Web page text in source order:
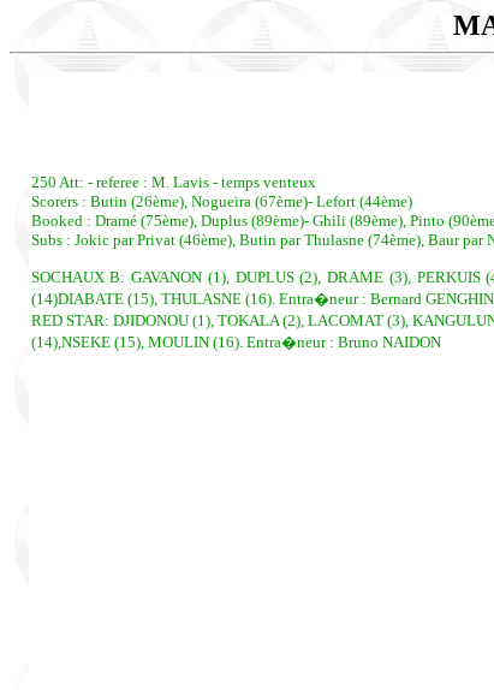
250 Att: - referee : M. Lavis - temps venteux
Scorers : Butin (26ème), Nogueira (67ème)- Lefort (44ème)
Booked : Dramé (75ème), Duplus (89ème)- Ghili (89ème), Pinto
Subs : Jokic par Privat (46ème), Butin par Thulasne (74ème), Baur
SOCHAUX B: GAVANON (1), DUPLUS (2), DRAME (3),
(14)DIABATE (15), THULASNE (16). Entra�neur : Bernard
RED STAR: DJIDONOU (1), TOKALA (2), LACOMAT (3),
(14),NSEKE (15), MOULIN (16). Entra�neur : Bruno NAIDON